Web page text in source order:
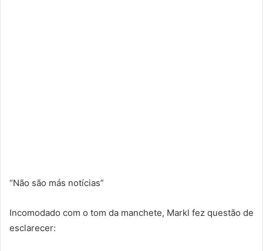
“Não são más notícias”
Incomodado com o tom da manchete, Markl fez questão de
esclarecer: